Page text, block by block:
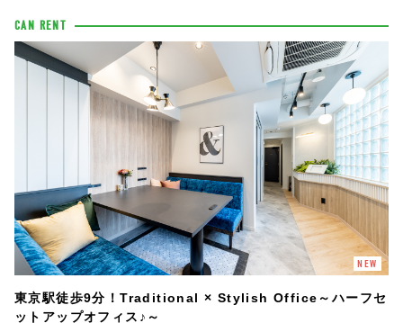
CAN RENT
NEW
東京駅徒歩9分！Traditional × Stylish Office～ハーフセ
ットアップオフィス♪～